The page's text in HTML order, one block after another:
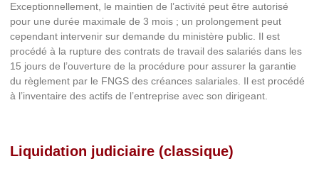
Exceptionnellement, le maintien de l’activité peut être autorisé
pour une durée maximale de 3 mois ; un prolongement peut
cependant intervenir sur demande du ministère public. Il est
procédé à la rupture des contrats de travail des salariés dans les
15 jours de l’ouverture de la procédure pour assurer la garantie
du règlement par le FNGS des créances salariales. Il est procédé
à l’inventaire des actifs de l’entreprise avec son dirigeant.
Liquidation judiciaire (classique)